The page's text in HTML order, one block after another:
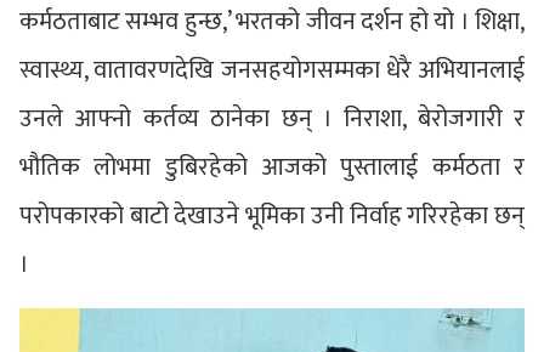
कर्मठताबाट सम्भव हुन्छ,’ भरतको जीवन दर्शन हो यो । शिक्षा,
स्वास्थ्य, वातावरणदेखि जनसहयोगसम्मका धेरै अभियानलाई
उनले आफ्नो कर्तव्य ठानेका छन् । निराशा, बेरोजगारी र
भौतिक लोभमा डुबिरहेको आजको पुस्तालाई कर्मठता र
परोपकारको बाटो देखाउने भूमिका उनी निर्वाह गरिरहेका छन्
।